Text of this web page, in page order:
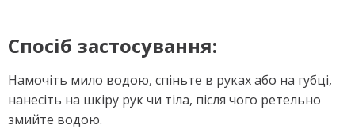
Спосіб застосування:
Намочіть мило водою, спіньте в руках або на губці,
нанесіть на шкіру рук чи тіла, після чого ретельно
змийте водою.